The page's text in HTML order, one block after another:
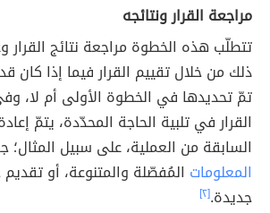
مراجعة القرار ونتائجه
تتطلّب هذه الخطوة مراجعة نتائج القرار
ذلك من خلال تقييم القرار فيما إذا كان
تمّ تحديدها في الخطوة الأولى أم لا،
القرار في تلبية الحاجة المحدّدة، يتمّ
السابقة من العملية، على سبيل المثال؛
المعلومات المُفصّلة والمتنوعة، أو
جديدة.[٢]